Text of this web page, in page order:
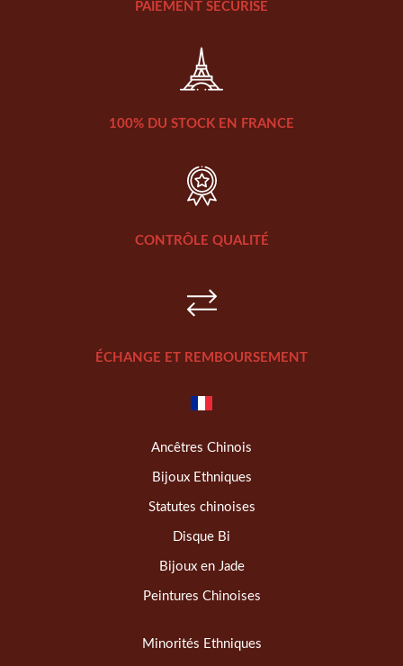
PAIEMENT SÉCURISÉ
100% DU STOCK EN FRANCE
CONTRÔLE QUALITÉ
ÉCHANGE ET REMBOURSEMENT
Ancêtres Chinois
Bijoux Ethniques
Statutes chinoises
Disque Bi
Bijoux en Jade
Peintures Chinoises
Minorités Ethniques